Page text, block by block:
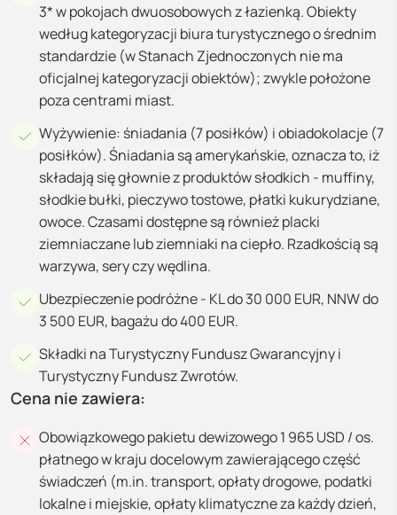
3* w pokojach dwuosobowych z łazienką. Obiekty
według kategoryzacji biura turystycznego o średnim
standardzie (w Stanach Zjednoczonych nie ma
oficjalnej kategoryzacji obiektów); zwykle położone
poza centrami miast.
Wyżywienie: śniadania (7 posiłków) i obiadokolacje (7
posiłków). Śniadania są amerykańskie, oznacza to, iż
składają się głownie z produktów słodkich - muffiny,
słodkie bułki, pieczywo tostowe, płatki kukurydziane,
owoce. Czasami dostępne są również placki
ziemniaczane lub ziemniaki na ciepło. Rzadkością są
warzywa, sery czy wędlina.
Ubezpieczenie podróżne - KL do 30 000 EUR, NNW do
3 500 EUR, bagażu do 400 EUR.
Składki na Turystyczny Fundusz Gwarancyjny i
Turystyczny Fundusz Zwrotów.
Cena nie zawiera:
Obowiązkowego pakietu dewizowego 1 965 USD / os.
płatnego w kraju docelowym zawierającego część
świadczeń (m.in. transport, opłaty drogowe, podatki
lokalne i miejskie, opłaty klimatyczne za każdy dzień,